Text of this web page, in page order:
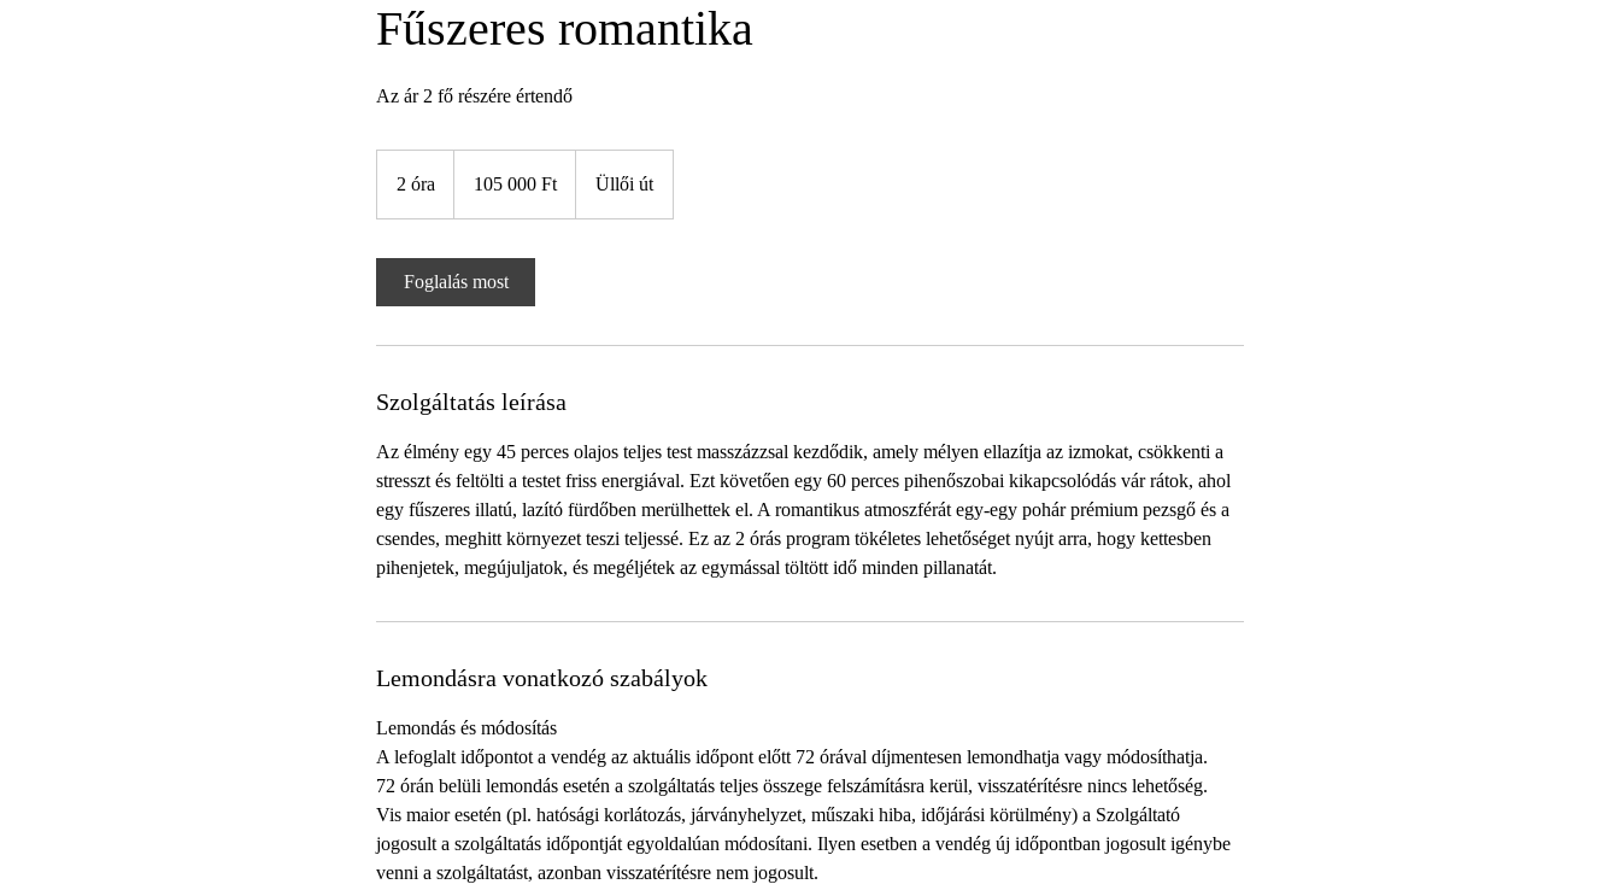
Fűszeres romantika​
Az ár 2 fő részére értendő
2 óra
a
forint105 000 Ft Üllői út
Foglalás most
Szolgáltatás leírása
Az élmény egy 45 perces olajos teljes test masszázzsal kezdődik, amely mélyen ellazítja az izmokat, csökkenti a
stresszt és feltölti a testet friss energiával. Ezt követően egy 60 perces pihenőszobai kikapcsolódás vár rátok, ahol
egy fűszeres illatú, lazító fürdőben merülhettek el. A romantikus atmoszférát egy-egy pohár prémium pezsgő és a
csendes, meghitt környezet teszi teljessé. Ez az 2 órás program tökéletes lehetőséget nyújt arra, hogy kettesben
pihenjetek, megújuljatok, és megéljétek az egymással töltött idő minden pillanatát.
Lemondásra vonatkozó szabályok
Lemondás és módosítás
A lefoglalt időpontot a vendég az aktuális időpont előtt 72 órával díjmentesen lemondhatja vagy módosíthatja.
72 órán belüli lemondás esetén a szolgáltatás teljes összege felszámításra kerül, visszatérítésre nincs lehetőség.
Vis maior esetén (pl. hatósági korlátozás, járványhelyzet, műszaki hiba, időjárási körülmény) a Szolgáltató
jogosult a szolgáltatás időpontját egyoldalúan módosítani. Ilyen esetben a vendég új időpontban jogosult igénybe
venni a szolgáltatást, azonban visszatérítésre nem jogosult.